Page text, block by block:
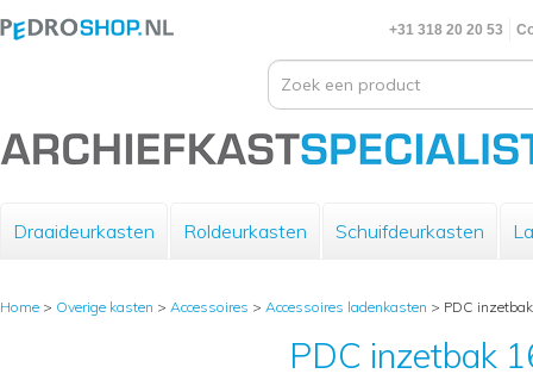
+31 318 20 20 53
Draaideurkasten Roldeurkasten Schuifdeurkasten
Home > Overige kasten > Accessoires > Accessoires ladenkasten > PDC
PDC inzetbak